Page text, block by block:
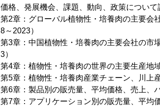
価格、発展機会、課題、動向、政策について
第2章：グローバル植物性・培養肉の主要会
8～2023）
第3章：中国植物性・培養肉の主要会社の市
3）
第4章：植物性・培養肉の世界の主要生産地
第5章：植物性・培養肉産業チェーン、川上
第6章：製品別の販売量、平均価格、売上、
第7章：アプリケーション別の販売量、平均